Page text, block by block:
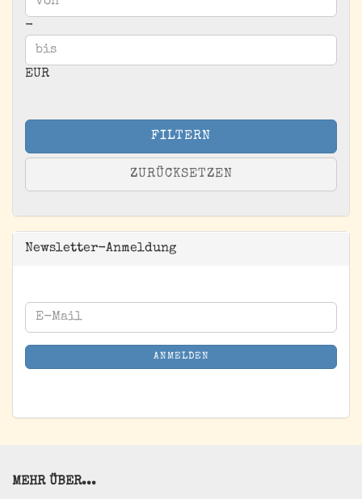
-
EUR
FILTERN
ZURÜCKSETZEN
Newsletter-Anmeldung
WEITER
ZUR
NEWSLETTER-
ANMELDUNG
E-
Mail
ANMELDEN
MEHR ÜBER...